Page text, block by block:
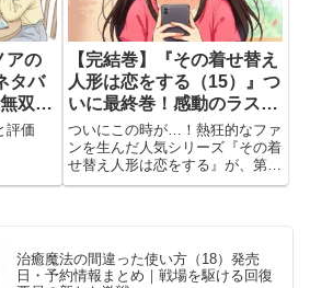
アの
タバ
双と
評価
【完結巻】『その着せ替え
人形は恋をする（15）』つ
いに最終巻！感動のラスト
と未来への続編情報も！
ついにこの時が…！熱狂的なファ
ンを生んだ人気シリーズ『その着
せ替え人形は恋をする』が、第
15巻で完結します。最終巻とな
の熱い走りの果てに、どんな結末
が待ってい...
治癒魔法の間違った使い方（18）発売
日・予約情報まとめ｜戦場を駆ける回復